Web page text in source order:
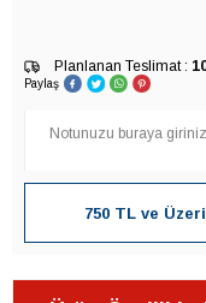
Planlanan Teslimat :
Paylaş
750 TL ve